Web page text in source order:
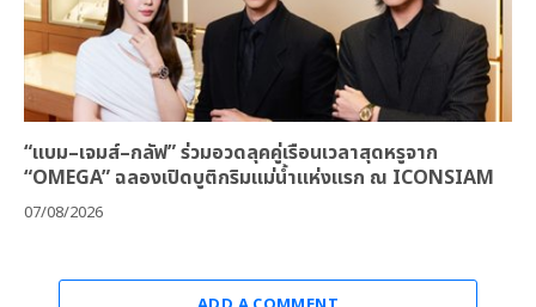
“แบม–เจมส์–กลัฟ” ร่วมอวดลุคคู่เรือนเวลาสุดหรูจาก
“OMEGA” ฉลองเปิดบูติกริมแม่น้ำแห่งแรก ณ ICONSIAM
07/08/2026